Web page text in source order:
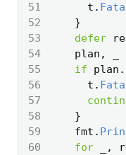
51
t .
52
}
53
defer
54
plan ,
55
if plan .
56
t .
57
58
}
59
fmt .
60
for ,